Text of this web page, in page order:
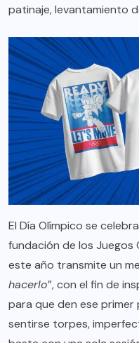
patinaje, levantamiento
El Día Olímpico se
fundación de los Juegos
este año transmite un
hacerlo”, con el fin de
para que den ese
sentirse torpes,